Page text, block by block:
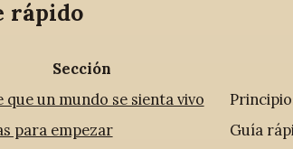
rápido
Sección
que un mundo se sienta vivo
para empezar
Guía